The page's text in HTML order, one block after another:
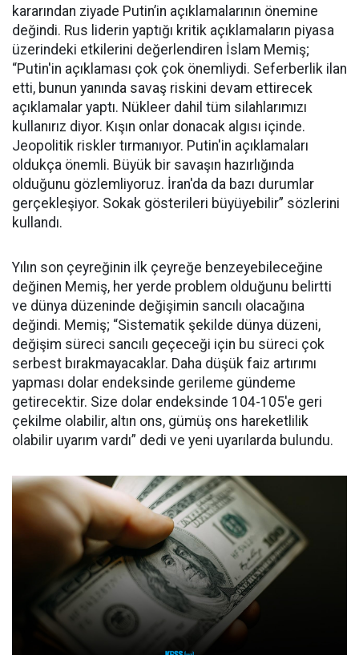
kararından ziyade Putin’in açıklamalarının önemine
değindi. Rus liderin yaptığı kritik açıklamaların piyasa
üzerindeki etkilerini değerlendiren İslam Memiş;
“Putin'in açıklaması çok çok önemliydi. Seferberlik ilan
etti, bunun yanında savaş riskini devam ettirecek
açıklamalar yaptı. Nükleer dahil tüm silahlarımızı
kullanırız diyor. Kışın onlar donacak algısı içinde.
Jeopolitik riskler tırmanıyor. Putin'in açıklamaları
oldukça önemli. Büyük bir savaşın hazırlığında
olduğunu gözlemliyoruz. İran'da da bazı durumlar
gerçekleşiyor. Sokak gösterileri büyüyebilir” sözlerini
kullandı.
Yılın son çeyreğinin ilk çeyreğe benzeyebileceğine
değinen Memiş, her yerde problem olduğunu belirtti
ve dünya düzeninde değişimin sancılı olacağına
değindi. Memiş; “Sistematik şekilde dünya düzeni,
değişim süreci sancılı geçeceği için bu süreci çok
serbest bırakmayacaklar. Daha düşük faiz artırımı
yapması dolar endeksinde gerileme gündeme
getirecektir. Size dolar endeksinde 104-105'e geri
çekilme olabilir, altın ons, gümüş ons hareketlilik
olabilir uyarım vardı” dedi ve yeni uyarılarda bulundu.